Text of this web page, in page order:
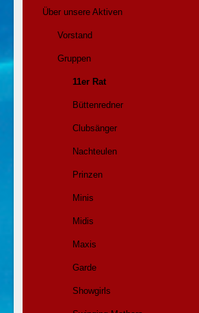
Über unsere Aktiven
Vorstand
Gruppen
11er Rat
Büttenredner
Clubsänger
Nachteulen
Prinzen
Minis
Midis
Maxis
Garde
Showgirls